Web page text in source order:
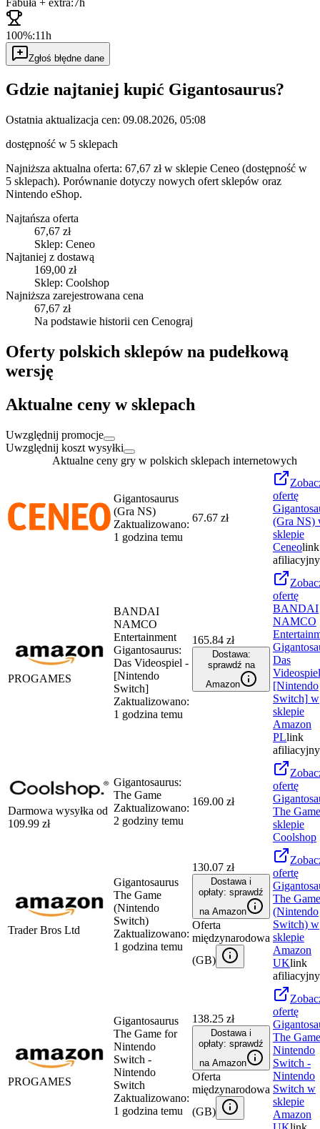
Fabuła + extra:7h
100%:11h
Zgłoś błędne dane
Gdzie najtaniej kupić Gigantosaurus?
Ostatnia aktualizacja cen: 09.08.2026, 05:08
dostępność w 5 sklepach
Najniższa aktualna oferta: 67,67 zł w sklepie Ceneo (dostępność w
5 sklepach). Porównanie dotyczy nowych ofert sklepów oraz
Nintendo eShop.
Najtańsza oferta
67,67 zł
Sklep: Ceneo
Najtaniej z dostawą
169,00 zł
Sklep: Coolshop
Najniższa zarejestrowana cena
67,67 zł
Na podstawie historii cen Cenograj
Oferty polskich sklepów na pudełkową
wersję
Aktualne ceny w sklepach
Uwzględnij promocje
Uwzględnij koszt wysyłki
Aktualne ceny gry w polskich sklepach internetowych
Gigantosaurus
(Gra NS)
Zaktualizowano:
1 godzina temu
67.67 zł
ofertę
(Gra NS)
sklepie
Ceneolink
afiliacyjny
PROGAMES
BANDAI
NAMCO
Entertainment
Gigantosaurus:
Das Videospiel -
[Nintendo
Switch]
Zaktualizowano:
1 godzina temu
165.84 zł
Dostawa:
sprawdź na
Amazon
ofertę
BANDAI
NAMCO
Das
[Nintendo
Switch] w
sklepie
Amazon
PLlink
afiliacyjny
Darmowa wysyłka od
109.99 zł
Gigantosaurus:
The Game
Zaktualizowano:
2 godziny temu
169.00 zł
ofertę
The Game
sklepie
Coolshop
Trader Bros Ltd
Gigantosaurus
The Game
(Nintendo
Switch)
Zaktualizowano:
1 godzina temu
130.07 zł
Dostawa i
opłaty: sprawdź
na Amazon
Oferta
międzynarodowa
(GB)
ofertę
The Game
(Nintendo
Switch) w
sklepie
Amazon
UKlink
afiliacyjny
PROGAMES
Gigantosaurus
The Game for
Nintendo
Switch -
Nintendo
Switch
Zaktualizowano:
1 godzina temu
138.25 zł
Dostawa i
opłaty: sprawdź
na Amazon
Oferta
międzynarodowa
(GB)
ofertę
The
Nintendo
Switch -
Nintendo
Switch w
sklepie
Amazon